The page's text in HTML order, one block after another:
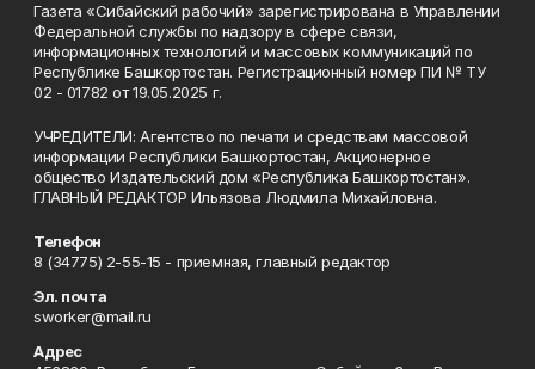
Газета «Сибайский рабочий» зарегистрирована в Управлении
Федеральной службы по надзору в сфере связи,
информационных технологий и массовых коммуникаций по
Республике Башкортостан. Регистрационный номер ПИ № ТУ
02 - 01782 от 19.05.2025 г.
УЧРЕДИТЕЛИ: Агентство по печати и средствам массовой
информации Республики Башкортостан, Акционерное
общество Издательский дом «Республика Башкортостан».
ГЛАВНЫЙ РЕДАКТОР Ильязова Людмила Михайловна.
Телефон
8 (34775) 2-55-15 - приемная, главный редактор
Эл. почта
sworker@mail.ru
Адрес